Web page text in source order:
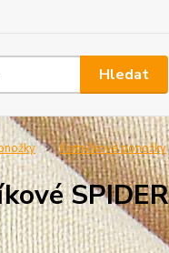
Hledat
Kotníčkové ponožky